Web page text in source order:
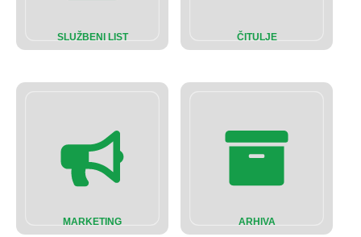
SLUŽBENI LIST ČITULJE
MARKETING ARHIVA